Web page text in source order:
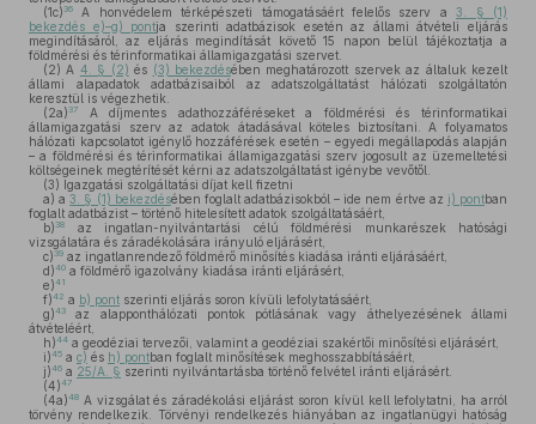
(1c) 36 A honvédelem térképészeti támogatásáért felelős szerv a3. § (1)
bekezdés e)–g) pontja szerinti adatbázisok esetén az állami átvételi eljárás
megindításáról, az eljárás megindítását követő 15 napon belül tájékoztatja a
földmérési és térinformatikai államigazgatási szervet.
(2) A 4. § (2) és (3) bekezdésében meghatározott szervek az általuk kezelt
állami alapadatok adatbázisaiból az adatszolgáltatást hálózati szolgáltatón
keresztül is végezhetik.
(2a) 37
A díjmentes adathozzáféréseket a földmérési és térinformatikai
államigazgatási szerv az adatok átadásával köteles biztosítani. A folyamatos
hálózati kapcsolatot igénylő hozzáférések esetén – egyedi megállapodás alapján
– a földmérési és térinformatikai államigazgatási szerv jogosult az üzemeltetési
költségeinek megtérítését kérni az adatszolgáltatást igénybe vevőtől.
(3) Igazgatási szolgáltatási díjat kell fizetni
a) a3. § (1) bekezdésében foglalt adatbázisokból – ide nem értve az i) pontban
foglalt adatbázist – történő hitelesített adatok szolgáltatásáért,
b) 38
az ingatlan-nyilvántartási célú földmérési munkarészek hatósági
vizsgálatára és záradékolására irányuló eljárásért,
c) 39 az ingatlanrendező földmérő minősítés kiadása iránti eljárásáért,
d)40 a földmérő igazolvány kiadása iránti eljárásért,
e)41
f)42 a b) pont szerinti eljárás soron kívüli lefolytatásáért,
g)43
az alapponthálózati pontok pótlásának vagy áthelyezésének állami
átvételéért,
h)44 a geodéziai tervezői, valamint a geodéziai szakértői minősítési eljárásért,
i)45 a c) és h) pontban foglalt minősítések meghosszabbításáért,
j)46 a 25/A. § szerinti nyilvántartásba történő felvétel iránti eljárásért.
(4)47
(4a)48 A vizsgálat és záradékolási eljárást soron kívül kell lefolytatni, ha arról
törvény rendelkezik. Törvényi rendelkezés hiányában az ingatlanügyi hatóság